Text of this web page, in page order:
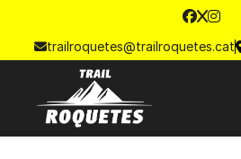
trailroquetes@trailroquetes.cat